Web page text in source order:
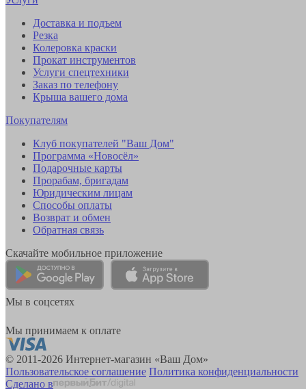
Доставка и подъем
Резка
Колеровка краски
Прокат инструментов
Услуги спецтехники
Заказ по телефону
Крыша вашего дома
Покупателям
Клуб покупателей "Ваш Дом"
Программа «Новосёл»
Подарочные карты
Прорабам, бригадам
Юридическим лицам
Способы оплаты
Возврат и обмен
Обратная связь
Скачайте мобильное приложение
Мы в соцсетях
Мы принимаем к оплате
© 2011-2026 Интернет-магазин «Ваш Дом»
Пользовательское соглашение Политика конфиденциальности
Сделано в